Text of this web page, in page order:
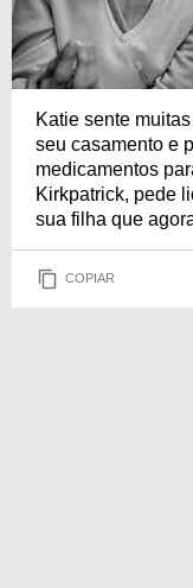
Katie sente
seu casamento e
medicamentos
Kirkpatrick, pede
sua filha que
COPIAR